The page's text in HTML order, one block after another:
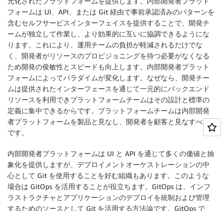
フォームは UI、API、または Git 経由で事前承認済みのパターンを
含むセルフサービスインターフェイスを提供することで、開発チ
ームが独立して作業し、より効果的に互いに協調できるようにな
ります。これにより、運用チームの負担が軽減されるだけでな
く、開発者がリソースのプロビジョニングを待つ必要がなくなる
ため開発の俊敏性とスピードも向上します。内部開発者プラット
フォームによってパラダイムが変化します。なぜなら、開発チー
ムは提供されたインターフェースを通じて一元的にバックエンド
リソースを利用できプラットフォームチームはその設計と標準の
定義に集中できるからです。プラットフォームチームは内部開発
者プラットフォームを製品と見なし、開発者を顧客と見なすべき
です。
内部開発者プラットフォームは UI と API を通じて多くの価値と抽
象化を提供しますが、デプロイメントオーケストレーションの中
心として Git を使用することを好む組織もあります。このような
場合は GitOps を活用することが役立ちます。GitOps は、インフ
ラストラクチャとアプリケーションのデプロイを統制および管理
するためのソースとして Git を活用する方法論です。GitOps で